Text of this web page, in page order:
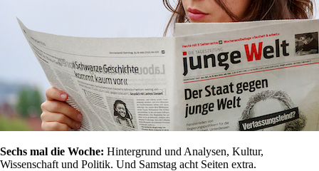
Sechs mal die Woche: Hintergrund und Analysen, Kultur,
Wissenschaft und Politik. Und Samstag acht Seiten extra.